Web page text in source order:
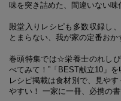
味を突き詰めた、間違いない味
殿堂入りレシピも多数収録し
とまらない、我が家の定番おか
巻頭特集では☆栄養士のれし
べてみて！”「BEST献立10」を
レシピ掲載は食材別で、見や
やすい！ 一家に一冊、必携の書